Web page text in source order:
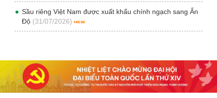
Sầu riêng Việt Nam được xuất khẩu chính ngạch sang Ấn
Độ (31/07/2026)